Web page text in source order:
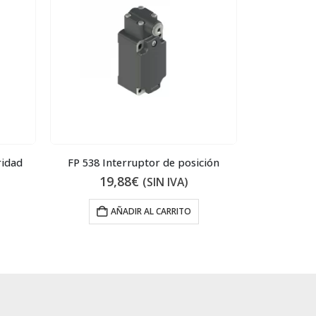
FP 538 Interruptor de posición
19,88€ (SIN IVA)
AÑADIR AL CARRITO